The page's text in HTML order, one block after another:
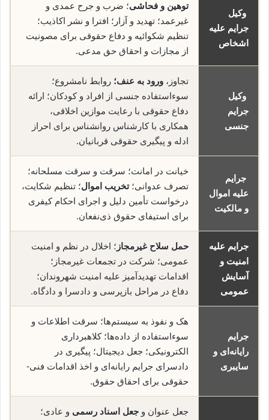
وکیل
جرایم علیه
اشخاص
توهین و فحاشی؛ ضرب و جرح عمدی و
غیرعمد؛ تهدید و آزار؛ افترا و نشر اکاذیب؛
تنظیم شکوائیه و دفاع حقوقی برای مصونیت
از مجازات و احقاق حق مدعی.
وکیل
جرایم
جنسی
تجاوز، ورود به عنف؛ روابط نامشروع؛
سوءاستفاده جنسی از افراد و کودکان؛ ارائه
دفاع حقوقی با رعایت موازین اخلاقی،
همکاری با کارشناس روانشناس برای احراز
ادله و پیگیری حقوقی قربانیان.
جرایم
علیه اموال
و مالکیت
خیانت در امانت؛ سرقت و سرقت مسلحانه؛
تصرف عدوانی؛تخریب اموال؛ تنظیم شکایت،
درخواست تأمین دلیل و اجرای احکام کیفری
برای استیفای حقوق ذی‌نفعان.
جرایم علیه
امنیت و
آسایش
عمومی
حمل سلاح غیرمجاز ؛ اخلال در نظم و امنیت
عمومی؛ شرکت در تجمعات غیرمجاز؛
اقدامات تهدیدآمیز علیه امنیت شهروندان؛
دفاع در مراحل بازپرسی و دادسرا و دادگاه.
جرایم
رایانه‌ای و
سایبری
هک و نفوذ به سیستم‌ها؛ سرقت اطلاعات و
سوء‌استفاده از داده‌ها؛ کلاهبرداری
الکترونیکی؛ جعل دیجیتال؛ پیگیری در
دادسرای جرایم رایانه‌ای و اخذ اقدامات فنی-
حقوقی برای احقاق حقوق.
جعل عنوان و جعل اسناد رسمی و عادی؛